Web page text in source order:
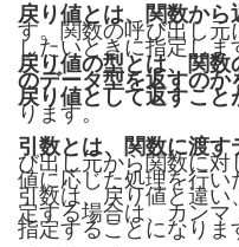
戻り値とは、関数から
す。関数の呼び出し元
したいときに指定しま
戻り値の型とは、関
のデータ型を返すのか
戻り値として返すこ
ります。
引数とは、関数に渡す
び出し元から関数に
値に応じた処理を行い
引数は、戻り値と違
定する場合は、カン
指定することになりま